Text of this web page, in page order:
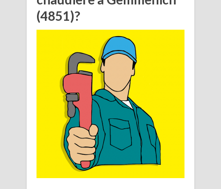
(4851)?